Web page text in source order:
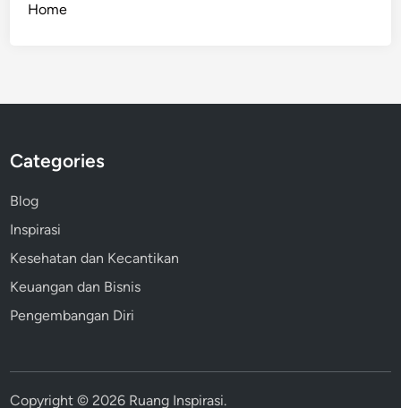
Home
Categories
Blog
Inspirasi
Kesehatan dan Kecantikan
Keuangan dan Bisnis
Pengembangan Diri
Copyright © 2026 Ruang Inspirasi.